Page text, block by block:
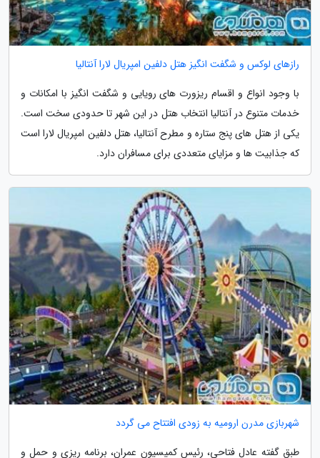
رازهای لوکس و شگفت انگیز هتل دلفین امپریال لارا آنتالیا
با وجود انواع و اقسام ریزورت های رویایی و شگفت انگیز با امکانات و
خدمات متنوع در آنتالیا انتخاب هتل در این شهر تا حدودی سخت است.
یکی از هتل های پنج ستاره و مطرح آنتالیا، هتل دلفین امپریال لارا است
که جذابیت ها و مزایای متعددی برای مسافران دارد.
شهربازی مدرن ارومیه به زودی افتتاح می گردد
طبق گفته عادل فتاحی، رئیس کمیسیون عمران، برنامه ریزی و حمل و